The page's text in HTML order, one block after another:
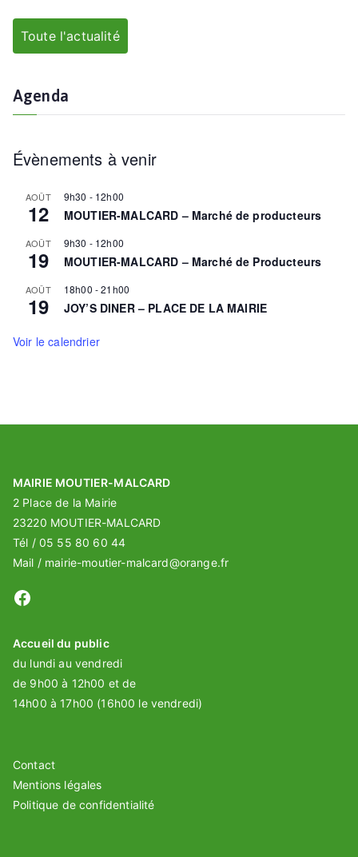
Toute l'actualité
Agenda
Évènements à venir
AOÛT
12
9h30 - 12h00
MOUTIER-MALCARD – Marché de producteurs
AOÛT
19
9h30 - 12h00
MOUTIER-MALCARD – Marché de Producteurs
AOÛT
19
18h00 -21h00
JOY’S DINER – PLACE DE LA MAIRIE
Voir le calendrier
MAIRIE MOUTIER-MALCARD
2 Place de la Mairie
23220 MOUTIER-MALCARD
Tél / 05 55 80 60 44
Mail / mairie-moutier-malcard@orange.fr
Facebook
Accueil du public
du lundi au vendredi
de 9h00 à 12h00 et de
14h00 à 17h00 (16h00 le vendredi)
Contact
Mentions légales
Politique de confidentialité